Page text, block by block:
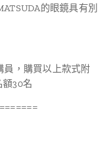
的眼鏡具有別
員，購買以上款式附
額30名